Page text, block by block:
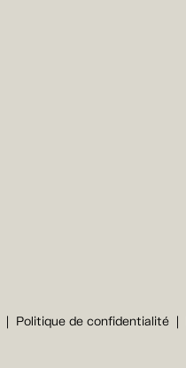
Politique de confidentialité